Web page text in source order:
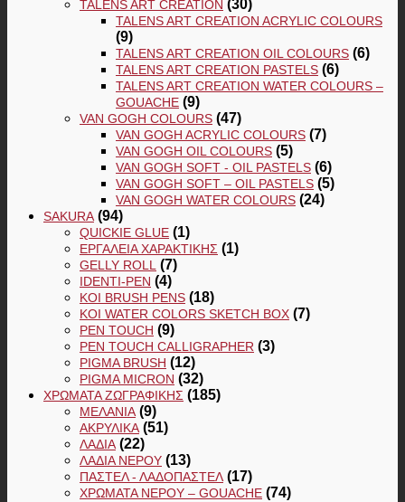
TALENS ART CREATION (30)
TALENS ART CREATION ACRYLIC COLOURS
(9)
TALENS ART CREATION OIL COLOURS (6)
TALENS ART CREATION PASTELS (6)
TALENS ART CREATION WATER COLOURS –
GOUACHE (9)
VAN GOGH COLOURS (47)
VAN GOGH ACRYLIC COLOURS (7)
VAN GOGH OIL COLOURS (5)
VAN GOGH SOFT - OIL PASTELS (6)
VAN GOGH SOFT – OIL PASTELS (5)
VAN GOGH WATER COLOURS (24)
SAKURA (94)
QUICKIE GLUE (1)
ΕΡΓΑΛΕΊΑ ΧΑΡΑΚΤΙΚΉΣ (1)
GELLY ROLL (7)
IDENTI-PEN (4)
KOI BRUSH PENS (18)
KOI WATER COLORS SKETCH BOX (7)
PEN TOUCH (9)
PEN TOUCH CALLIGRAPHER (3)
PIGMA BRUSH (12)
PIGMA MICRON (32)
ΧΡΏΜΑΤΑ ΖΩΓΡΑΦΙΚΉΣ (185)
ΜΕΛΆΝΙΑ (9)
ΑΚΡΥΛΙΚΆ (51)
ΛΆΔΙΑ (22)
ΛΆΔΙΑ ΝΕΡΟΎ (13)
ΠΑΣΤΕΛ - ΛΑΔΟΠΑΣΤΕΛ (17)
ΧΡΏΜΑΤΑ ΝΕΡΟΎ – GOUACHE (74)